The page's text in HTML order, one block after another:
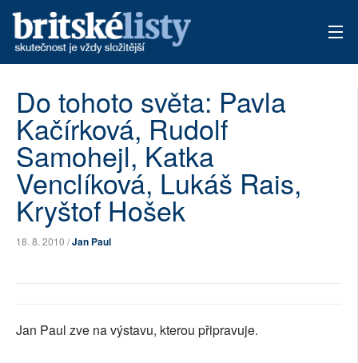
ARCHIV
TÉMATA
AUTOŘI
PŘÍSPĚVKY NA PROVOZ
Do tohoto světa: Pavla
Kačírková, Rudolf
Samohejl, Katka
Venclíková, Lukáš Rais,
Kryštof Hošek
18. 8. 2010 /Jan Paul
Jan Paul zve na výstavu, kterou připravuje.